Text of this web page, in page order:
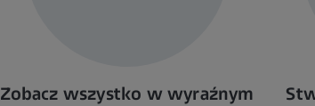
Zobacz wszystko w wyraźnym